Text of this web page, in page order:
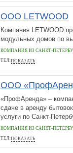
ООО LETWOOD
Компания LETWOOD
модульных домов по
КОМПАНИЯ ИЗ САНКТ-
ТЕЛ:ПОКАЗАТЬ
8 (812) 900-00-47
ООО
«ПрофАренда» –
сдаче в аренду
услуги по Санкт-
КОМПАНИЯ ИЗ САНКТ-
ТЕЛ:ПОКАЗАТЬ
+7 (812) 603-42-04